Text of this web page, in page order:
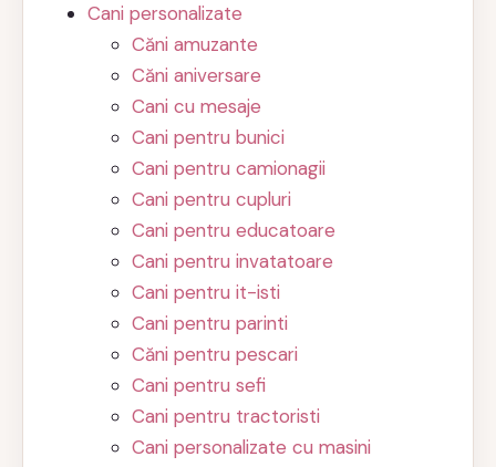
Cani personalizate
Căni amuzante
Căni aniversare
Cani cu mesaje
Cani pentru bunici
Cani pentru camionagii
Cani pentru cupluri
Cani pentru educatoare
Cani pentru invatatoare
Cani pentru it-isti
Cani pentru parinti
Căni pentru pescari
Cani pentru sefi
Cani pentru tractoristi
Cani personalizate cu masini